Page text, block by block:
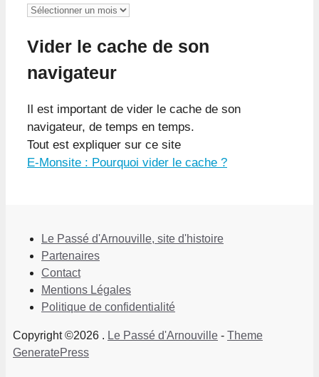
Archives
Vider le cache de son
navigateur
Il est important de vider le cache de son
navigateur, de temps en temps.
Tout est expliquer sur ce site
E-Monsite : Pourquoi vider le cache ?
Le Passé d'Arnouville, site d'histoire
Partenaires
Contact
Mentions Légales
Politique de confidentialité
Copyright ©2026 . Le Passé d'Arnouville - Theme
GeneratePress